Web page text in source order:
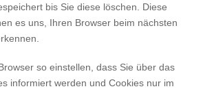
bis Sie diese löschen. Diese
es uns, Ihren Browser beim nächsten
so einstellen, dass Sie über das
informiert werden und Cookies nur im